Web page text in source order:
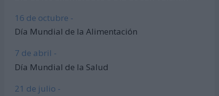
16 de octubre -
Día Mundial de la Alimentación
7 de abril -
Día Mundial de la Salud
21 de julio -